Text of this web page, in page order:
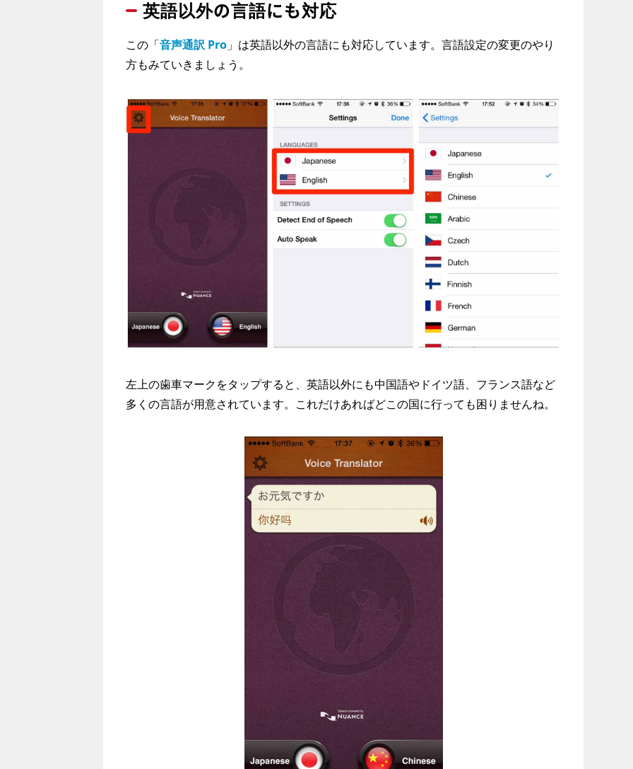
英語以外の言語にも対応
この「音声通訳 Pro 」は英語以外の言語にも対応しています。言語設定の変更のやり
方もみていきましょう。
左上の歯車マークをタップすると、英語以外にも中国語やドイツ語、フランス語など
多くの言語が用意されています。これだけあればどこの国に行っても困りませんね。